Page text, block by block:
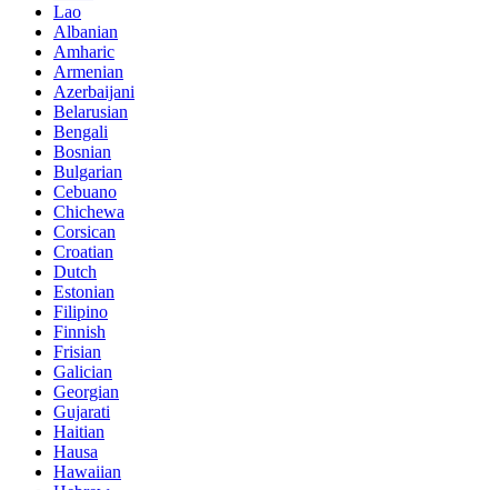
Lao
Albanian
Amharic
Armenian
Azerbaijani
Belarusian
Bengali
Bosnian
Bulgarian
Cebuano
Chichewa
Corsican
Croatian
Dutch
Estonian
Filipino
Finnish
Frisian
Galician
Georgian
Gujarati
Haitian
Hausa
Hawaiian